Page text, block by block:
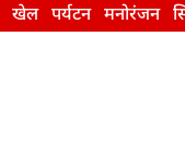
खेल पर्यटन मनोरंजन